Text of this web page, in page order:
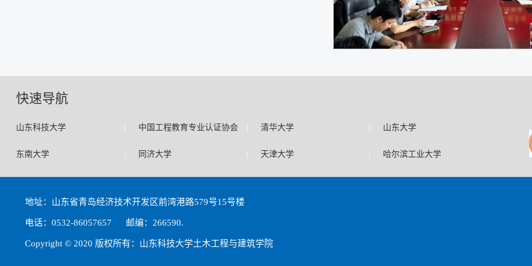
快速导航
山东科技大学 | 中国工程教育专业认证协会 | 清华大学 | 山东大学
东南大学 | 同济大学 | 天津大学 | 哈尔滨工业大学
地址：山东省青岛经济技术开发区前湾港路579号15号楼
电话：0532-86057657 邮编：266590.
Copyright © 2020 版权所有：山东科技大学土木工程与建筑学院